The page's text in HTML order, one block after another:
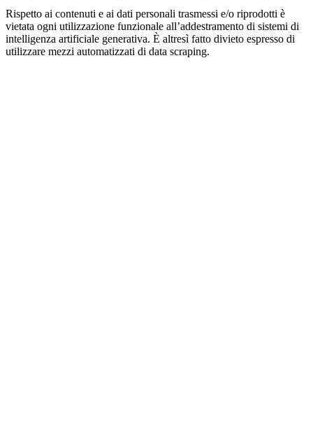
Rispetto ai contenuti e ai dati personali trasmessi e/o riprodotti è
vietata ogni utilizzazione funzionale all’addestramento di sistemi di
intelligenza artificiale generativa. È altresì fatto divieto espresso di
utilizzare mezzi automatizzati di data scraping.